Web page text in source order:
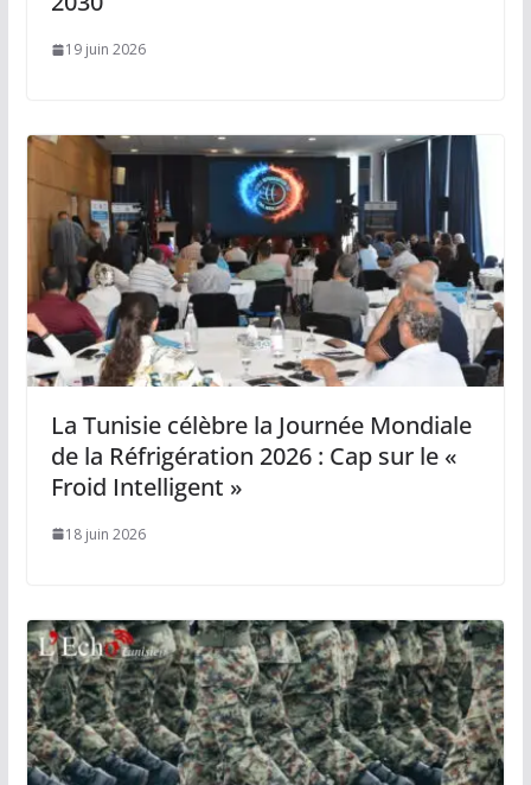
19 juin 2026
La Tunisie célèbre la Journée Mondiale
de la Réfrigération 2026 : Cap sur le «
Froid Intelligent »
18 juin 2026